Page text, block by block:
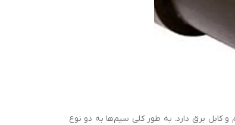
کابل برق دارد. به ‌طور کلی سیم‌ها به دو نوع